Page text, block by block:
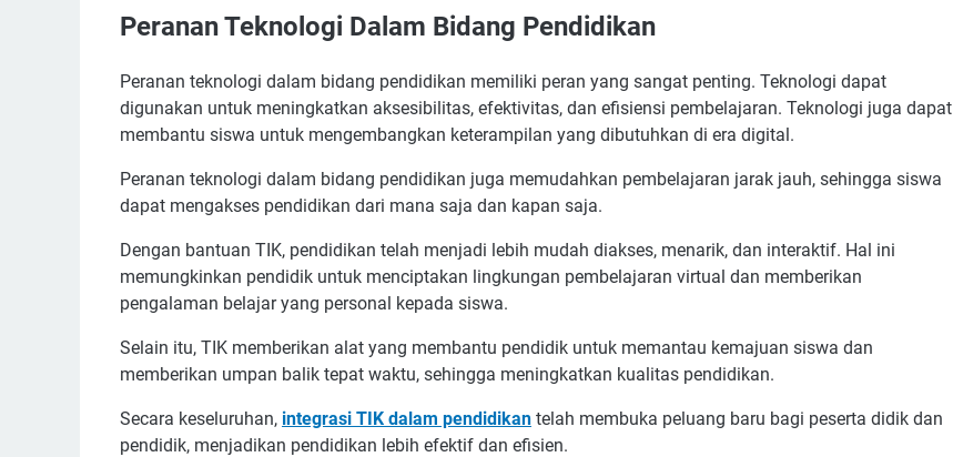
Peranan Teknologi Dalam Bidang Pendidikan
Peranan teknologi dalam bidang pendidikan memiliki peran yang sangat penting. Teknologi dapat
digunakan untuk meningkatkan aksesibilitas, efektivitas, dan efisiensi pembelajaran. Teknologi juga dapat
membantu siswa untuk mengembangkan keterampilan yang dibutuhkan di era digital.
Peranan teknologi dalam bidang pendidikan juga memudahkan pembelajaran jarak jauh, sehingga siswa
dapat mengakses pendidikan dari mana saja dan kapan saja.
Dengan bantuan TIK, pendidikan telah menjadi lebih mudah diakses, menarik, dan interaktif. Hal ini
memungkinkan pendidik untuk menciptakan lingkungan pembelajaran virtual dan memberikan
pengalaman belajar yang personal kepada siswa.
Selain itu, TIK memberikan alat yang membantu pendidik untuk memantau kemajuan siswa dan
memberikan umpan balik tepat waktu, sehingga meningkatkan kualitas pendidikan.
Secara keseluruhan, integrasi TIK dalam pendidikan telah membuka peluang baru bagi peserta didik dan
pendidik, menjadikan pendidikan lebih efektif dan efisien.